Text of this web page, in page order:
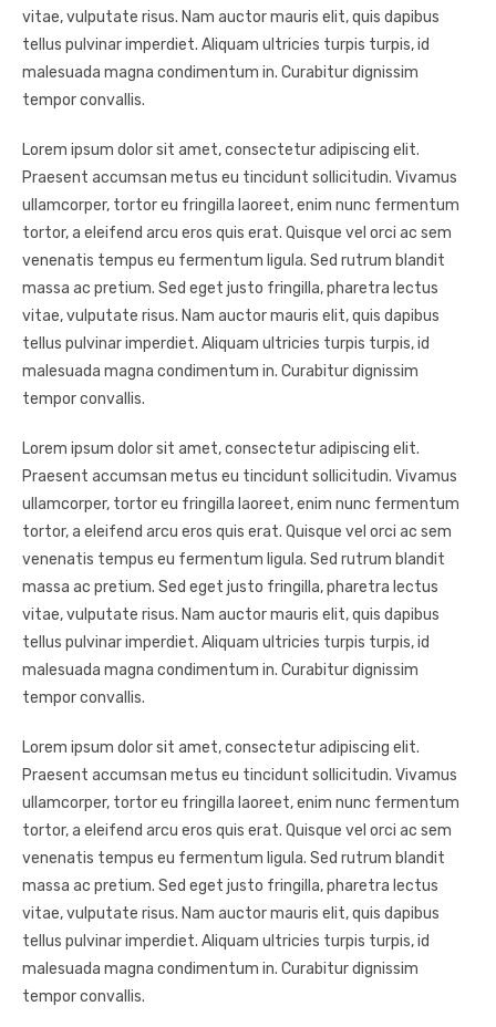
vitae, vulputate risus. Nam auctor mauris elit, quis dapibus
tellus pulvinar imperdiet. Aliquam ultricies turpis turpis, id
malesuada magna condimentum in. Curabitur dignissim
tempor convallis.
Lorem ipsum dolor sit amet, consectetur adipiscing elit.
Praesent accumsan metus eu tincidunt sollicitudin. Vivamus
ullamcorper, tortor eu fringilla laoreet, enim nunc fermentum
tortor, a eleifend arcu eros quis erat. Quisque vel orci ac sem
venenatis tempus eu fermentum ligula. Sed rutrum blandit
massa ac pretium. Sed eget justo fringilla, pharetra lectus
vitae, vulputate risus. Nam auctor mauris elit, quis dapibus
tellus pulvinar imperdiet. Aliquam ultricies turpis turpis, id
malesuada magna condimentum in. Curabitur dignissim
tempor convallis.
Lorem ipsum dolor sit amet, consectetur adipiscing elit.
Praesent accumsan metus eu tincidunt sollicitudin. Vivamus
ullamcorper, tortor eu fringilla laoreet, enim nunc fermentum
tortor, a eleifend arcu eros quis erat. Quisque vel orci ac sem
venenatis tempus eu fermentum ligula. Sed rutrum blandit
massa ac pretium. Sed eget justo fringilla, pharetra lectus
vitae, vulputate risus. Nam auctor mauris elit, quis dapibus
tellus pulvinar imperdiet. Aliquam ultricies turpis turpis, id
malesuada magna condimentum in. Curabitur dignissim
tempor convallis.
Lorem ipsum dolor sit amet, consectetur adipiscing elit.
Praesent accumsan metus eu tincidunt sollicitudin. Vivamus
ullamcorper, tortor eu fringilla laoreet, enim nunc fermentum
tortor, a eleifend arcu eros quis erat. Quisque vel orci ac sem
venenatis tempus eu fermentum ligula. Sed rutrum blandit
massa ac pretium. Sed eget justo fringilla, pharetra lectus
vitae, vulputate risus. Nam auctor mauris elit, quis dapibus
tellus pulvinar imperdiet. Aliquam ultricies turpis turpis, id
malesuada magna condimentum in. Curabitur dignissim
tempor convallis.